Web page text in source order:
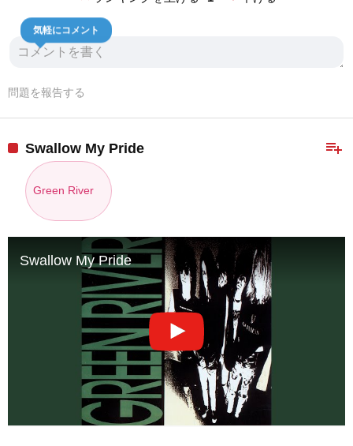
気軽にコメント
問題を報告する
playlist_add
Swallow My Pride
Green River
Swallow My Pride